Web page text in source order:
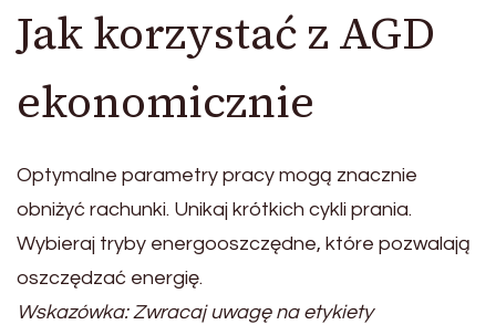
Jak korzystać z AGD
ekonomicznie
Optymalne parametry pracy mogą znacznie
obniżyć rachunki. Unikaj krótkich cykli prania.
Wybieraj tryby energooszczędne, które pozwalają
oszczędzać energię.
Wskazówka: Zwracaj uwagę na etykiety